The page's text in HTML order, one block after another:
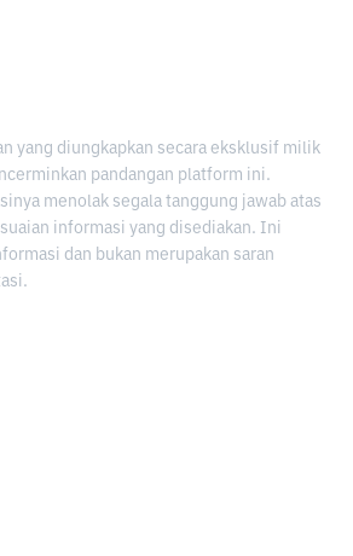
yang diungkapkan secara eksklusif milik
pandangan platform ini.
menolak segala tanggung jawab atas
informasi yang disediakan. Ini
dan bukan merupakan saran